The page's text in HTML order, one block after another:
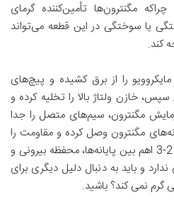
مگنترون‌ها تأمین‌کننده گرمای
یا سوختگی در این قطعه می‌تواند
کند.
مایکروویو را از برق کشیده و پیچ‌های
سپس، خازن ولتاژ بالا را تخلیه کرده و
مگنترون، سیم‌های متصل را جدا
مگنترون وصل کرده و مقاومت را
محاسبه کنید. اگر مقاومت حدود 2-3 اهم بین پایانه‌ها، محفظه بیرونی و
و باید به دنبال دلیل دیگری برای
گرم نمی‌ کند؟ باشید.